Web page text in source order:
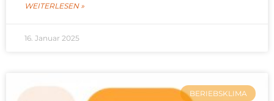
WEITERLESEN »
16. Januar 2025
BERIEBSKLIMA